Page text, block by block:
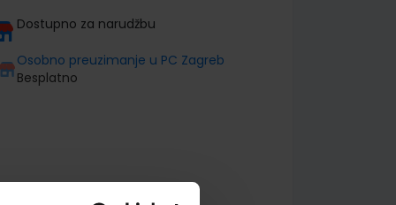
Dostupno za narudžbu
Osobno preuzimanje u PC Zagreb
Besplatno